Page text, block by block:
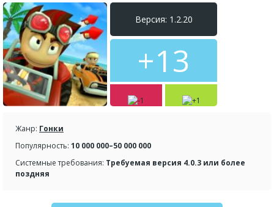
Версия: 1.2.20
+13
Жанр: Гонки
Популярность: 10 000 000–50 000 000
Системные требования: Требуемая версия 4.0.3 или более
поздняя